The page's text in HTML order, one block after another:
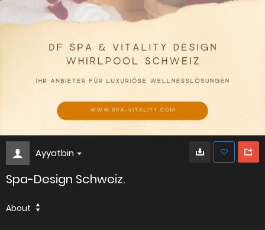
Ayyatbin
Spa-Design Schweiz.
About